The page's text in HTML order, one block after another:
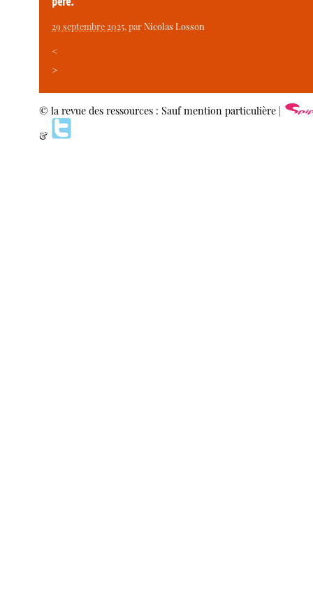
29 septembre 2025, parNicolas Losson
<
>
© la revue des ressources : Sauf mention particulière |
&